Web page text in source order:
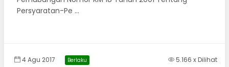
Persyaratan-Pe ...
4 Agu 2017 Berlaku 5.166 x Dilihat